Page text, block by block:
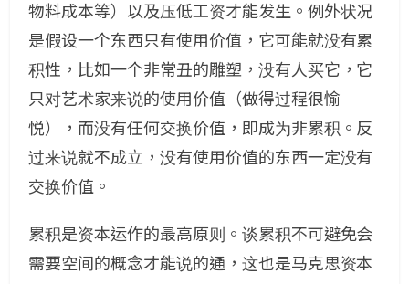
物料成本等）以及压低工资才能发生。例外状况
是假设一个东西只有使用价值，它可能就没有累
积性，比如一个非常丑的雕塑，没有人买它，它
只对艺术家来说的使用价值（做得过程很愉
悦），而没有任何交换价值，即成为非累积。反
过来说就不成立，没有使用价值的东西一定没有
交换价值。
累积是资本运作的最高原则。谈累积不可避免会
需要空间的概念才能说的通，这也是马克思资本